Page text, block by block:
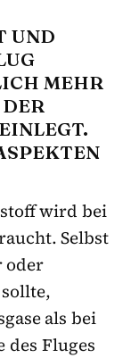
UND
MEHR
wird bei
Selbst
oder
als bei
des Fluges